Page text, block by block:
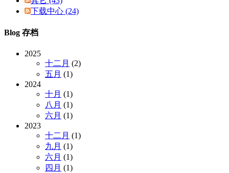
下载中心 (24)
Blog 存档
2025
十二月 (2)
五月 (1)
2024
十月 (1)
八月 (1)
六月 (1)
2023
十二月 (1)
九月 (1)
六月 (1)
四月 (1)